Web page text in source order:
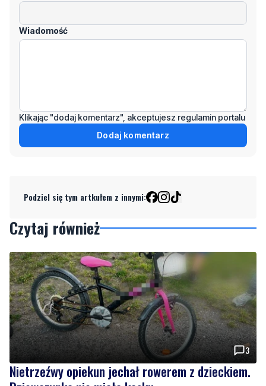
3
Nietrzeźwy opiekun jechał rowerem z dzieckiem.
Dziewczynka nie miała kasku